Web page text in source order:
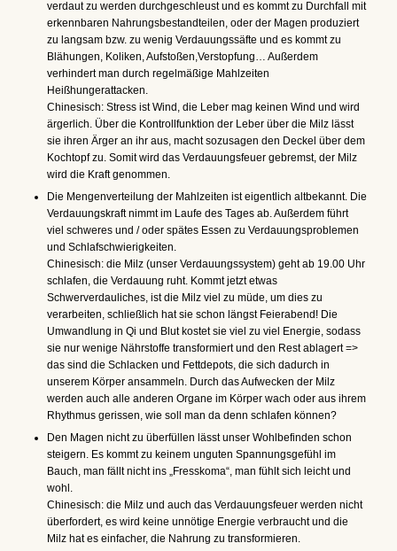
verdaut zu werden durchgeschleust und es kommt zu Durchfall mit
erkennbaren Nahrungsbestandteilen, oder der Magen produziert
zu langsam bzw. zu wenig Verdauungssäfte und es kommt zu
Blähungen, Koliken, Aufstoßen,Verstopfung… Außerdem
verhindert man durch regelmäßige Mahlzeiten
Heißhungerattacken.
Chinesisch: Stress ist Wind, die Leber mag keinen Wind und wird
ärgerlich. Über die Kontrollfunktion der Leber über die Milz lässt
sie ihren Ärger an ihr aus, macht sozusagen den Deckel über dem
Kochtopf zu. Somit wird das Verdauungsfeuer gebremst, der Milz
wird die Kraft genommen.
Die Mengenverteilung der Mahlzeiten ist eigentlich altbekannt. Die
Verdauungskraft nimmt im Laufe des Tages ab. Außerdem führt
viel schweres und / oder spätes Essen zu Verdauungsproblemen
und Schlafschwierigkeiten.
Chinesisch: die Milz (unser Verdauungssystem) geht ab 19.00 Uhr
schlafen, die Verdauung ruht. Kommt jetzt etwas
Schwerverdauliches, ist die Milz viel zu müde, um dies zu
verarbeiten, schließlich hat sie schon längst Feierabend! Die
Umwandlung in Qi und Blut kostet sie viel zu viel Energie, sodass
sie nur wenige Nährstoffe transformiert und den Rest ablagert =>
das sind die Schlacken und Fettdepots, die sich dadurch in
unserem Körper ansammeln. Durch das Aufwecken der Milz
werden auch alle anderen Organe im Körper wach oder aus ihrem
Rhythmus gerissen, wie soll man da denn schlafen können?
Den Magen nicht zu überfüllen lässt unser Wohlbefinden schon
steigern. Es kommt zu keinem unguten Spannungsgefühl im
Bauch, man fällt nicht ins „Fresskoma“, man fühlt sich leicht und
wohl.
Chinesisch: die Milz und auch das Verdauungsfeuer werden nicht
überfordert, es wird keine unnötige Energie verbraucht und die
Milz hat es einfacher, die Nahrung zu transformieren.